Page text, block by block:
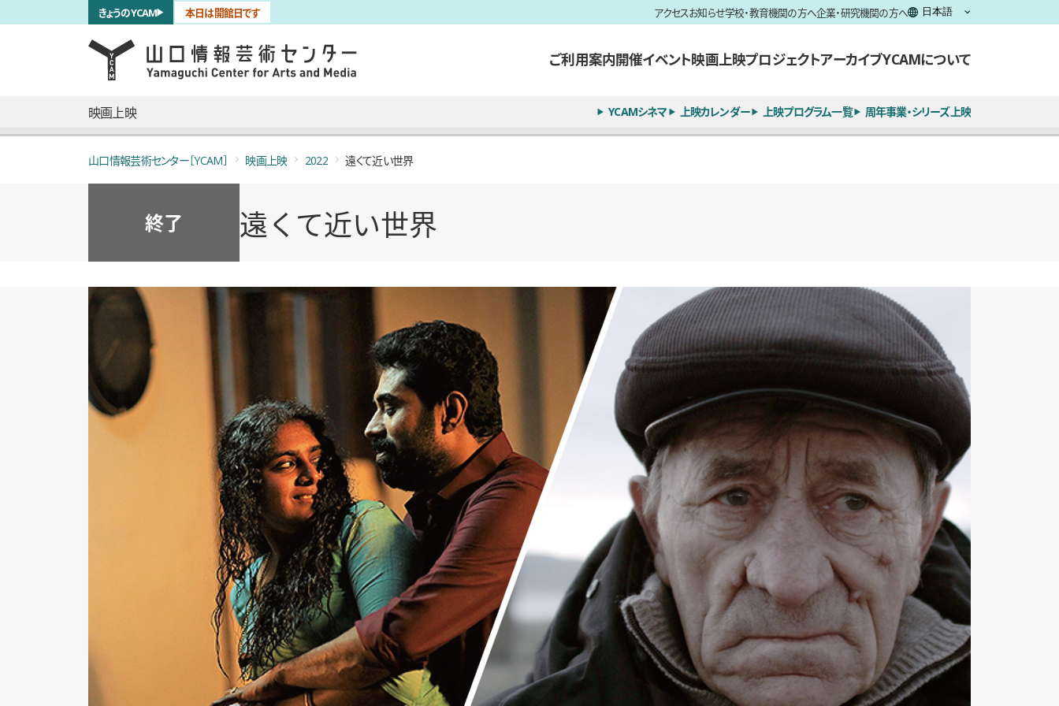
skip to main content 本日は開館日です
きょうのYCAM アクセスお知らせ学校・教育機関の方へ企業・研究機関の方へ
言語を切り替える
メインナビゲーション
ご利用案内開催イベント映画上映プロジェクトアーカイブYCAMについて
映画上映 YCAMシネマ 上映カレンダー 上映プログラム一覧 周年事業・シリーズ上映
山口情報芸術センター［YCAM］ 映画上映 2022 遠くて近い世界
終了 遠くて近い世界